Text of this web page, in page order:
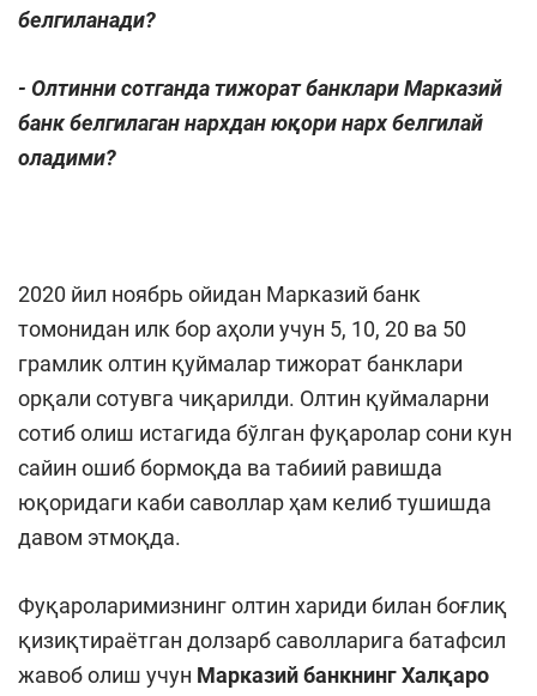
белгиланади?
- Олтинни сотганда тижорат банклари Марказий
банк белгилаган нархдан юқори нарх белгилай
оладими?
2020 йил ноябрь ойидан Марказий банк
томонидан илк бор аҳоли учун 5, 10, 20 ва 50
грамлик олтин қуймалар тижорат банклари
орқали сотувга чиқарилди. Олтин қуймаларни
сотиб олиш истагида бўлган фуқаролар сони кун
сайин ошиб бормоқда ва табиий равишда
юқоридаги каби саволлар ҳам келиб тушишда
давом этмоқда.
Фуқароларимизнинг олтин хариди билан боғлиқ
қизиқтираётган долзарб саволларига батафсил
жавоб олиш учун Марказий банкнинг Халқаро